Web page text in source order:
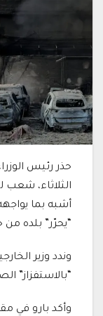
حذر رئيس
الثلاثاء، شعب
أشبه بما
“يحرّر” بلده
وندد وزير
“بالاستفزاز”